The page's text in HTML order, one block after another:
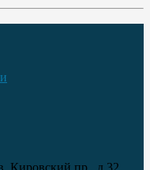
Кировский пр., д.32.